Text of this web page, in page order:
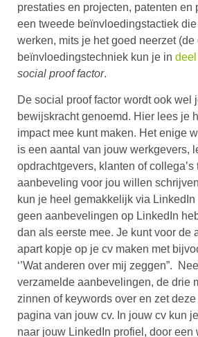
prestaties en projecten, patenten en
een tweede beïnvloedingstactiek
werken, mits je het goed neerzet (de
beïnvloedingstechniek kun je in deel I
social proof factor.
De social proof factor wordt ook wel
bewijskracht genoemd. Hier lees je
impact mee kunt maken. Het enige
is een aantal van jouw werkgevers,
opdrachtgevers, klanten of collega’s
aanbeveling voor jou willen
kun je heel gemakkelijk via
geen aanbevelingen op LinkedIn
dan als eerste mee. Je kunt voor de
apart kopje op je cv maken met
‘’Wat anderen over mij zeggen”.
verzamelde aanbevelingen, de drie
zinnen of keywords over en zet
pagina van jouw cv. In jouw cv kun
naar jouw LinkedIn profiel, door een